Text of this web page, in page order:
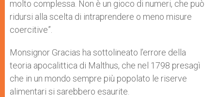
molto complessa. Non è un gioco di numeri, che può
ridursi alla scelta di intraprendere o meno misure
coercitive”.
Monsignor Gracias ha sottolineato l’errore della
teoria apocalittica di Malthus, che nel 1798 presagì
che in un mondo sempre più popolato le riserve
alimentari si sarebbero esaurite.